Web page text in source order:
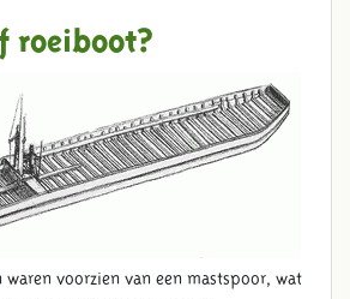
roeiboot?
waren voorzien van een mastspoor, wat